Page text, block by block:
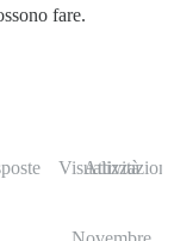
fare.
Visualizzazioni
Attività